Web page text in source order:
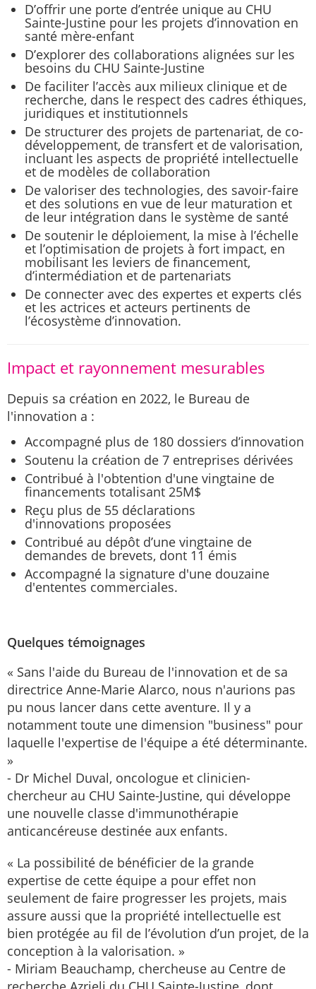
D’offrir une porte d’entrée unique au CHU
Sainte-Justine pour les projets d’innovation en
santé mère-enfant
D’explorer des collaborations alignées sur les
besoins du CHU Sainte-Justine
De faciliter l’accès aux milieux clinique et de
recherche, dans le respect des cadres éthiques,
juridiques et institutionnels
De structurer des projets de partenariat, de co-
développement, de transfert et de valorisation,
incluant les aspects de propriété intellectuelle
et de modèles de collaboration
De valoriser des technologies, des savoir-faire
et des solutions en vue de leur maturation et
de leur intégration dans le système de santé
De soutenir le déploiement, la mise à l’échelle
et l’optimisation de projets à fort impact, en
mobilisant les leviers de financement,
d’intermédiation et de partenariats
De connecter avec des expertes et experts clés
et les actrices et acteurs pertinents de
l’écosystème d’innovation.
Impact et rayonnement mesurables
Depuis sa création en 2022, le Bureau de
l'innovation a :
Accompagné plus de 180 dossiers d’innovation
Soutenu la création de 7 entreprises dérivées
Contribué à l'obtention d'une vingtaine de
financements totalisant 25M$
Reçu plus de 55 déclarations
d'innovations proposées
Contribué au dépôt d’une vingtaine de
demandes de brevets, dont 11 émis
Accompagné la signature d'une douzaine
d'ententes commerciales.
Quelques témoignages
« Sans l'aide du Bureau de l'innovation et de sa
directrice Anne-Marie Alarco, nous n'aurions pas
pu nous lancer dans cette aventure. Il y a
notamment toute une dimension "business" pour
laquelle l'expertise de l'équipe a été déterminante.
»
- Dr Michel Duval, oncologue et clinicien-
chercheur au CHU Sainte-Justine, qui développe
une nouvelle classe d'immunothérapie
anticancéreuse destinée aux enfants.
« La possibilité de bénéficier de la grande
expertise de cette équipe a pour effet non
seulement de faire progresser les projets, mais
assure aussi que la propriété intellectuelle est
bien protégée au fil de l’évolution d’un projet, de la
conception à la valorisation. »
- Miriam Beauchamp, chercheuse au Centre de